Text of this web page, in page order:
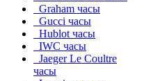
Graham часы
Gucci часы
Hublot часы
IWC часы
Jaeger Le Coultre
часы